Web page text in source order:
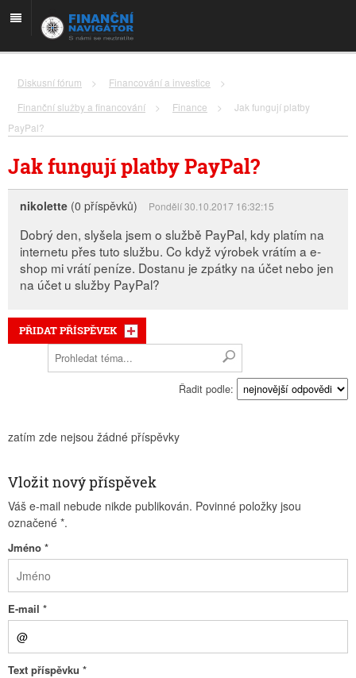
Diskusní fórum > Financování a investice
>
Finanční služby a financování
> Finance >
Jak fungují platby
PayPal?
Jak fungují platby PayPal?
nikolette (0 příspěvků) Pondělí 30.10.2017 16:32:15
Dobrý den, slyšela jsem o službě PayPal, kdy platím na
internetu přes tuto službu. Co když výrobek vrátím a e-
shop mi vrátí peníze. Dostanu je zpátky na účet nebo jen
na účet u služby PayPal?
PŘIDAT PŘÍSPĚVEK
Řadit podle:
zatím zde nejsou žádné příspěvky
Vložit nový příspěvek
Váš e-mail nebude nikde publikován. Povinné položky jsou
označené *.
Jméno *
E-mail *
Text příspěvku *